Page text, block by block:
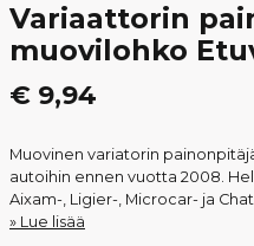
Variaattorin
muovilohko
€ 9,94
Muovinen variatorin
autoihin ennen vuotta 2008.
Aixam-, Ligier-, Microcar- ja
Lue lisää